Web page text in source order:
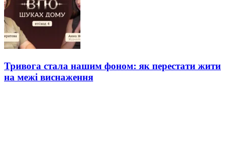
Тривога стала нашим фоном: як перестати жити
на межі виснаження